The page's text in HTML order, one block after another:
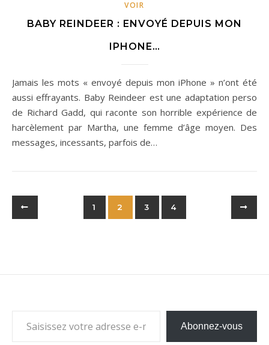
VOIR
BABY REINDEER : ENVOYÉ DEPUIS MON
IPHONE…
Jamais les mots « envoyé depuis mon iPhone » n’ont été
aussi effrayants. Baby Reindeer est une adaptation perso
de Richard Gadd, qui raconte son horrible expérience de
harcèlement par Martha, une femme d’âge moyen. Des
messages, incessants, parfois de…
1 2 3 4
Abonnez-vous